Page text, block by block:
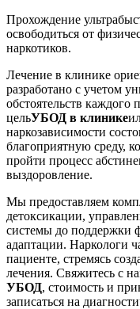
Прохождение
освободиться от
наркотиков.
Лечение в клинике
разработано с учетом
обстоятельств каждого
цельУБОД в клинике
наркозависимости
благоприятную среду,
пройти процесс
выздоровление.
Мы предоставляем
детоксикации,
системы до поддержки
адаптации. Наркологи
пациенте, стремясь
лечения. Свяжитесь с
УБОД, стоимость и
записаться на